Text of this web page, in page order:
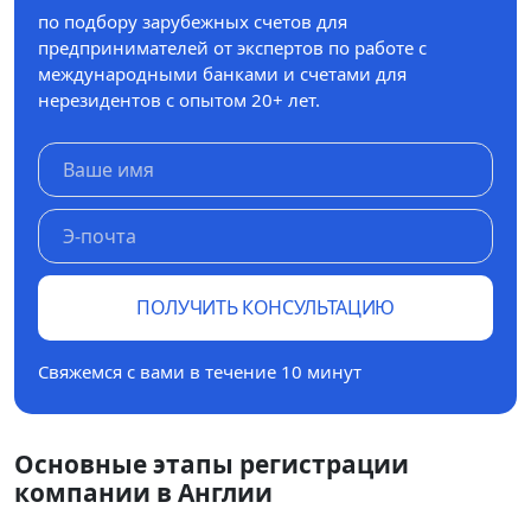
по подбору зарубежных счетов для
предпринимателей от экспертов по работе с
международными банками и счетами для
нерезидентов с опытом 20+ лет.
ПОЛУЧИТЬ КОНСУЛЬТАЦИЮ
Свяжемся с вами в течение 10 минут
Основные этапы регистрации
компании в Англии